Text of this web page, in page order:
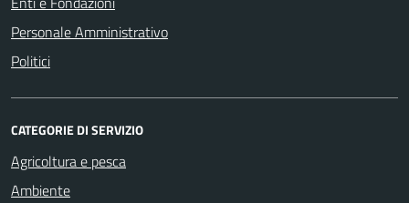
Personale Amministrativo
Politici
CATEGORIE DI SERVIZIO
Agricoltura e pesca
Ambiente